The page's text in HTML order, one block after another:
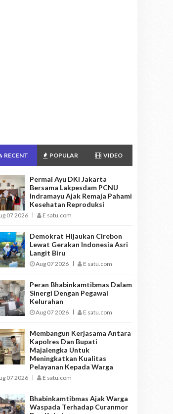
RECENT POPULAR VIDEO
Permai Ayu DKI Jakarta
Bersama Lakpesdam PCNU
Indramayu Ajak Remaja Pahami
Kesehatan Reproduksi
07 2026 E satu.com
Demokrat Hijaukan Cirebon
Lewat Gerakan Indonesia Asri
Langit Biru
Aug 07 2026 E satu.com
Peran Bhabinkamtibmas Dalam
Sinergi Dengan Pegawai
Kelurahan
Aug 07 2026 E satu.com
Membangun Kerjasama Antara
Kapolres Dan Bupati
Majalengka Untuk
Meningkatkan Kualitas
Pelayanan Kepada Warga
07 2026 E satu.com
Bhabinkamtibmas Ajak Warga
Waspada Terhadap Curanmor